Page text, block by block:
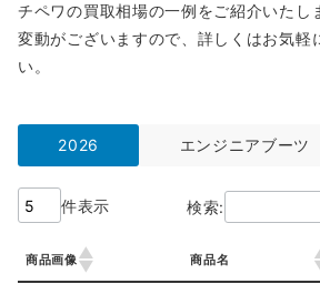
チペワの買取相場の一例をご紹介いたし
変動がございますので、詳しくはお気軽
い。
2026 エンジニアブーツ
件表示 検索:
商品画像 商品名